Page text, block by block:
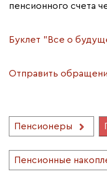
пенсионного счета
Буклет "Все о
Отправить
Пенсионеры
Пенсионные